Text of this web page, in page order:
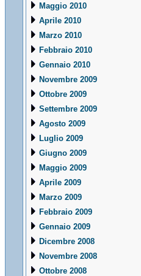
Maggio 2010
Aprile 2010
Marzo 2010
Febbraio 2010
Gennaio 2010
Novembre 2009
Ottobre 2009
Settembre 2009
Agosto 2009
Luglio 2009
Giugno 2009
Maggio 2009
Aprile 2009
Marzo 2009
Febbraio 2009
Gennaio 2009
Dicembre 2008
Novembre 2008
Ottobre 2008